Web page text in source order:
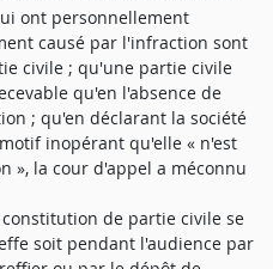
ont personnellement
causé par l'infraction sont
civile ; qu'une partie civile
qu'en l'absence de
; qu'en déclarant la société
inopérant qu'elle « n'est
», la cour d'appel a méconnu
de partie civile se
soit pendant l'audience par